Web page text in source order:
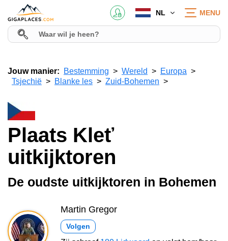
NL MENU
Jouw manier: Bestemming Wereld
Europa
Tsjechië
Blanke les Zuid-Bohemen
Plaats Kleť
uitkijktoren
De oudste uitkijktoren in Bohemen
Martin Gregor
Volgen